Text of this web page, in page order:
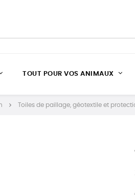
TOUT POUR VOS ANIMAUX
Toiles de paillage, géotextile et